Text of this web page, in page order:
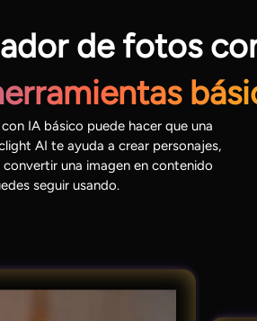
de fotos
IA básico puede hacer que una
AI te ayuda a crear personajes,
una imagen en contenido
seguir usando.